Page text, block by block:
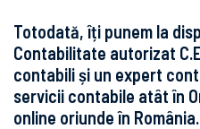
Totodată, îți punem la
Contabilitate autorizat
contabili și un expert
servicii contabile atât în
online oriunde în România.